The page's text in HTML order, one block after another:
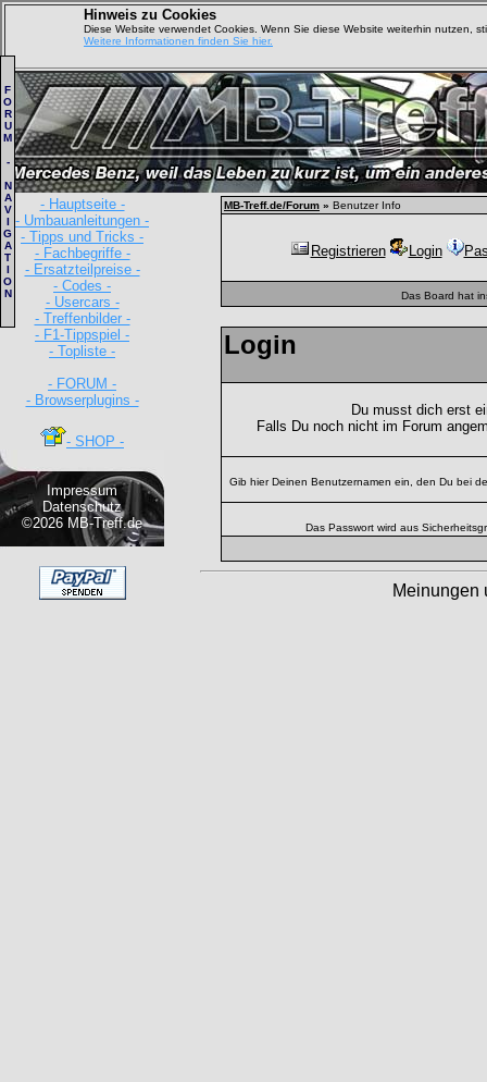
Hinweis zu Cookies
Diese Website verwendet Cookies. Wenn Sie diese Website weiterhin nutzen,
Weitere Informationen finden Sie hier.
- Hauptseite -
- Umbauanleitungen -
- Tipps und Tricks -
- Fachbegriffe -
- Ersatzteilpreise -
- Codes -
- Usercars -
- Treffenbilder -
- F1-Tippspiel -
- Topliste -
- FORUM -
- Browserplugins -
- SHOP -
Impressum
Datenschutz
©2026 MB-Treff.de
F
O
R
U
M
-
N
A
V
I
G
A
T
I
O
N
MB-Treff.de/Forum » Benutzer Info
Registrieren Login
Das Board hat
Login
Du musst dich erst
Falls Du noch nicht im Forum
Gib hier Deinen Benutzernamen ein, den Du bei
Das Passwort wird aus
Meinungen